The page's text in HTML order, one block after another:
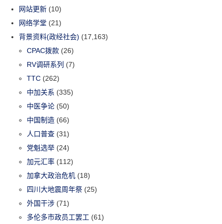
网站更新 (10)
网络学堂 (21)
背景资料(政经社会) (17,163)
CPAC拨款 (26)
RV调研系列 (7)
TTC (262)
中加关系 (335)
中医争论 (50)
中国制造 (66)
人口普查 (31)
党魁选举 (24)
加元汇率 (112)
加拿大政治危机 (18)
四川大地震周年祭 (25)
外国干涉 (71)
多伦多市政员工罢工 (61)